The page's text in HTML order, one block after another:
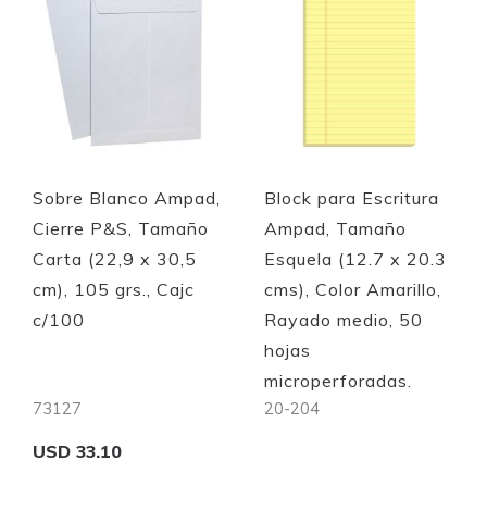
Quickview
Sobre Blanco Ampad,
Cierre P&S, Tamaño
Carta (22,9 x 30,5
cm), 105 grs., Cajc
c/100
73127
USD 33.10
Block para Escritura
Ampad, Tamaño
Esquela (12.7 x 20.3
cms), Color Amarillo,
Rayado medio, 50
hojas
microperforadas.
20-204